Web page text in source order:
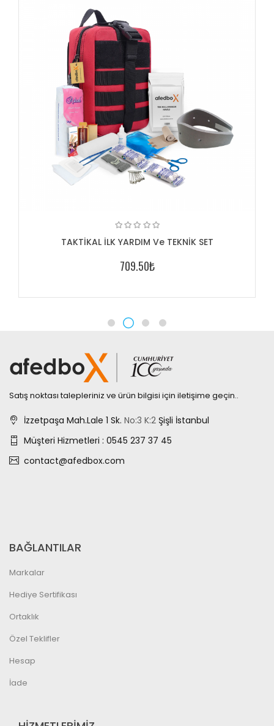
TAKTİKAL İLK YARDIM Ve TEKNİK SET
709.50₺
Satış noktası talepleriniz ve ürün bilgisi için iletişime geçin..
İzzetpaşa Mah.Lale 1 Sk. No:3 K:2 Şişli İstanbul
Müşteri Hizmetleri : 0545 237 37 45
contact@afedbox.com
BAĞLANTILAR
Markalar
Hediye Sertifikası
Ortaklık
Özel Teklifler
Hesap
İade